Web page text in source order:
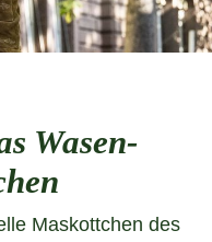
Wasen-
Maskottchen des